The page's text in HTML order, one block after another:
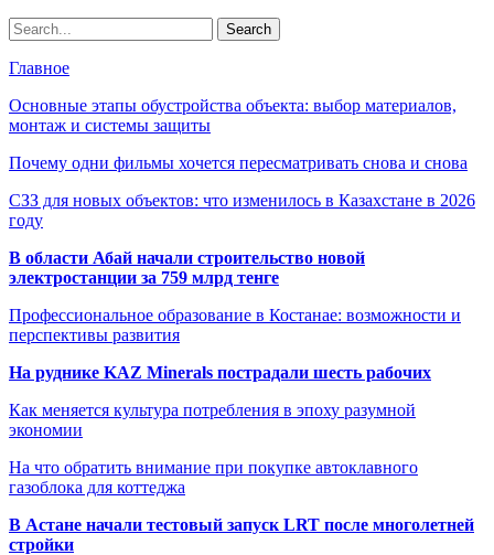
Главное
Основные этапы обустройства объекта: выбор материалов,
монтаж и системы защиты
Почему одни фильмы хочется пересматривать снова и снова
СЗЗ для новых объектов: что изменилось в Казахстане в 2026
году
В области Абай начали строительство новой
электростанции за 759 млрд тенге
Профессиональное образование в Костанае: возможности и
перспективы развития
На руднике KAZ Minerals пострадали шесть рабочих
Как меняется культура потребления в эпоху разумной
экономии
На что обратить внимание при покупке автоклавного
газоблока для коттеджа
В Астане начали тестовый запуск LRT после многолетней
стройки